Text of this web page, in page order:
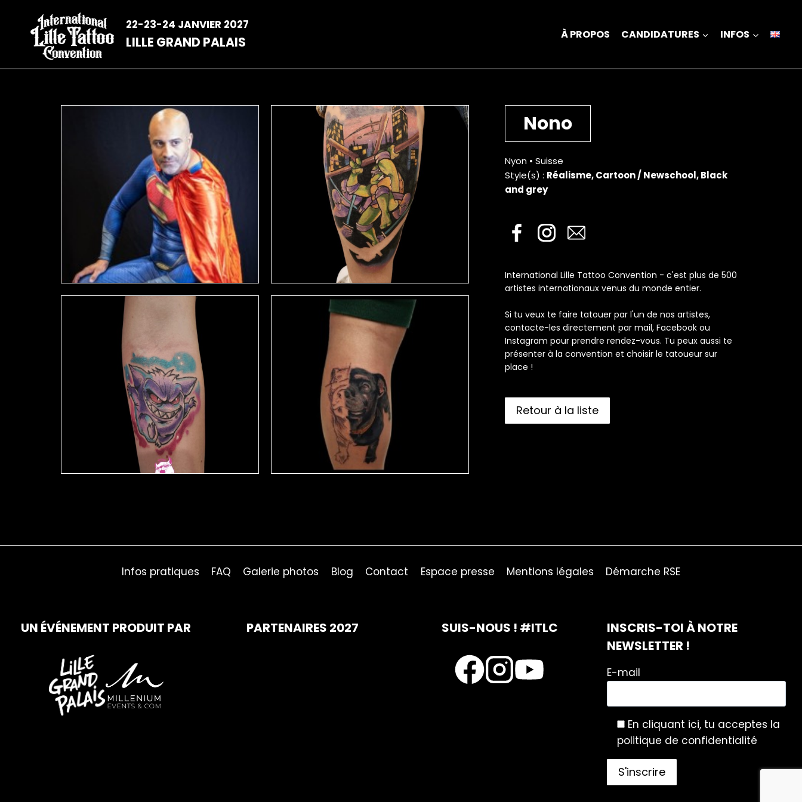
contenu
22-23-24 JANVIER 2027
LILLE GRAND PALAIS À PROPOS CANDIDATURES INFOS
Nono
Nyon • Suisse
Style(s) : Réalisme, Cartoon / Newschool, Black
and grey
International Lille Tattoo Convention - c'est plus de 500
artistes internationaux venus du monde entier.
Si tu veux te faire tatouer par l'un de nos artistes,
contacte-les directement par mail, Facebook ou
Instagram pour prendre rendez-vous. Tu peux aussi te
présenter à la convention et choisir le tatoueur sur
place !
Retour à la liste
Infos pratiques FAQ Galerie photos Blog Contact Espace presse Mentions légales Démarche RSE
UN ÉVÉNEMENT PRODUIT PAR PARTENAIRES 2027 SUIS-NOUS ! #ITLC
INSCRIS-TOI À NOTRE
NEWSLETTER !
E-mail
En cliquant ici, tu acceptes la
politique de confidentialité